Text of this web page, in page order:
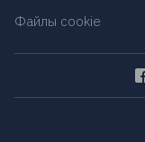
Файлы cookie